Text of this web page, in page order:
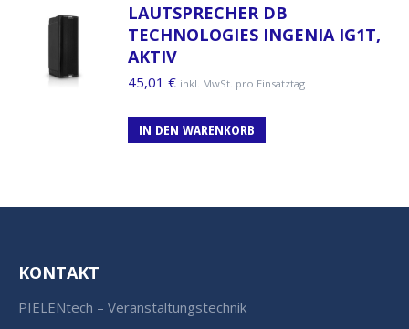
LAUTSPRECHER DB
TECHNOLOGIES INGENIA IG1T,
AKTIV
45,01 € inkl. MwSt. pro Einsatztag
IN DEN WARENKORB
KONTAKT
PIELENtech – Veranstaltungstechnik